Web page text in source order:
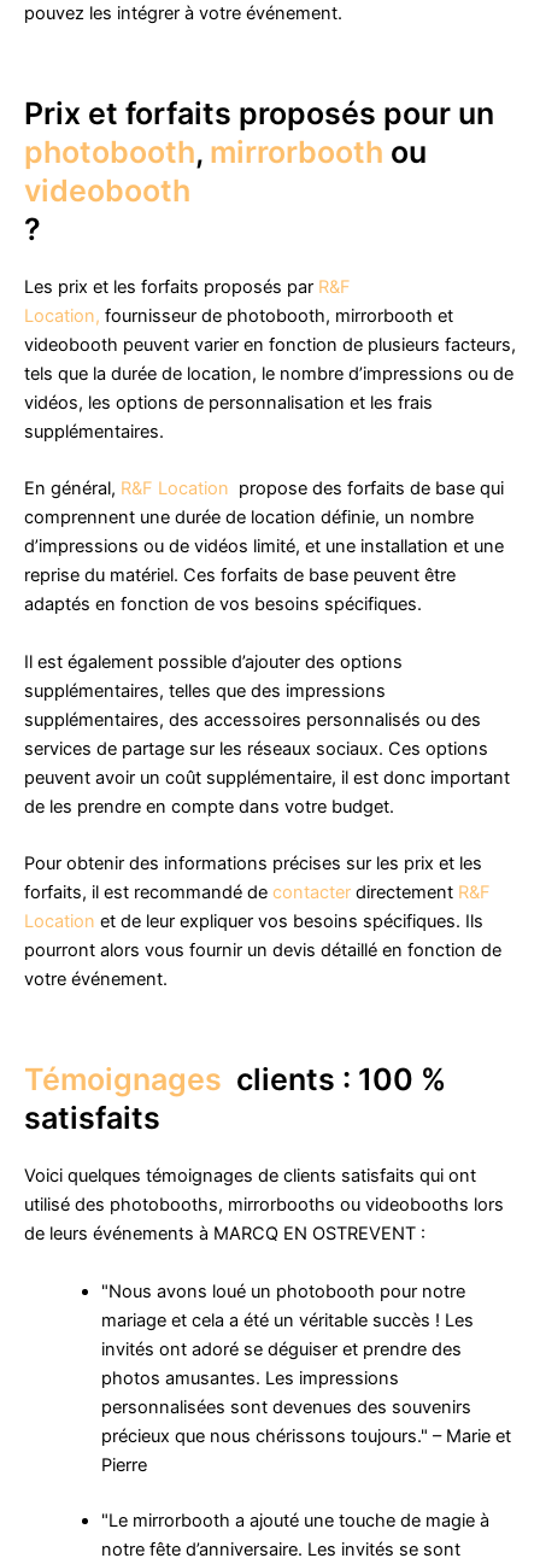
pouvez les intégrer à votre événement.
Prix et forfaits proposés pour un
photobooth, mirrorbooth ou
videobooth
?
Les prix et les forfaits proposés par R&F
Location, fournisseur de photobooth, mirrorbooth et
videobooth peuvent varier en fonction de plusieurs facteurs,
tels que la durée de location, le nombre d’impressions ou de
vidéos, les options de personnalisation et les frais
supplémentaires.
En général, R&F Location propose des forfaits de base qui
comprennent une durée de location définie, un nombre
d’impressions ou de vidéos limité, et une installation et une
reprise du matériel. Ces forfaits de base peuvent être
adaptés en fonction de vos besoins spécifiques.
Il est également possible d’ajouter des options
supplémentaires, telles que des impressions
supplémentaires, des accessoires personnalisés ou des
services de partage sur les réseaux sociaux. Ces options
peuvent avoir un coût supplémentaire, il est donc important
de les prendre en compte dans votre budget.
Pour obtenir des informations précises sur les prix et les
forfaits, il est recommandé de contacter directement R&F
Location et de leur expliquer vos besoins spécifiques. Ils
pourront alors vous fournir un devis détaillé en fonction de
votre événement.
Témoignages clients : 100 %
satisfaits
Voici quelques témoignages de clients satisfaits qui ont
utilisé des photobooths, mirrorbooths ou videobooths lors
de leurs événements à MARCQ EN OSTREVENT :
"Nous avons loué un photobooth pour notre
mariage et cela a été un véritable succès ! Les
invités ont adoré se déguiser et prendre des
photos amusantes. Les impressions
personnalisées sont devenues des souvenirs
précieux que nous chérissons toujours." – Marie et
Pierre
"Le mirrorbooth a ajouté une touche de magie à
notre fête d’anniversaire. Les invités se sont